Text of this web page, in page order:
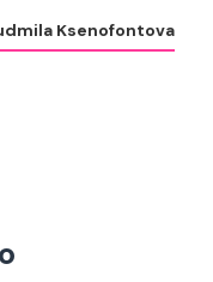
Ksenofontova